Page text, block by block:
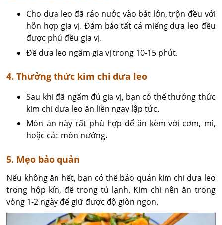
Cho dưa leo đã ráo nước vào bát lớn, trộn đều với
hỗn hợp gia vị. Đảm bảo tất cả miếng dưa leo đều
được phủ đều gia vị.
Để dưa leo ngấm gia vị trong 10-15 phút.
4. Thưởng thức kim chi dưa leo
Sau khi đã ngấm đủ gia vị, bạn có thể thưởng thức
kim chi dưa leo ăn liền ngay lập tức.
Món ăn này rất phù hợp để ăn kèm với cơm, mì,
hoặc các món nướng.
5. Mẹo bảo quản
Nếu không ăn hết, bạn có thể bảo quản kim chi dưa leo
trong hộp kín, để trong tủ lạnh. Kim chi nên ăn trong
vòng 1-2 ngày để giữ được độ giòn ngon.